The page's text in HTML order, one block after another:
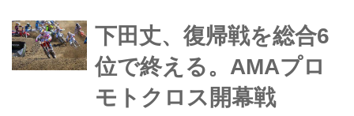
Moto2のスタート直後に起きたハマカ
ーとキッチンの接触 ・クーネン兄弟が
AMAデビュー。兄ルーカス...
下田丈、復帰戦を総合6
位で終える。AMAプロ
モトクロス開幕戦